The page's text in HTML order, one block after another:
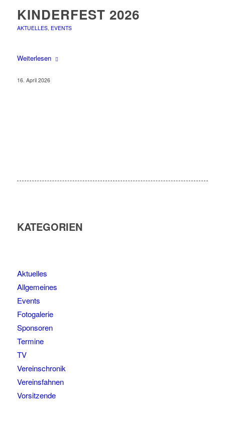
KINDERFEST 2026
AKTUELLES, EVENTS
Weiterlesen
16. April 2026
KATEGORIEN
Aktuelles
Allgemeines
Events
Fotogalerie
Sponsoren
Termine
TV
Vereinschronik
Vereinsfahnen
Vorsitzende